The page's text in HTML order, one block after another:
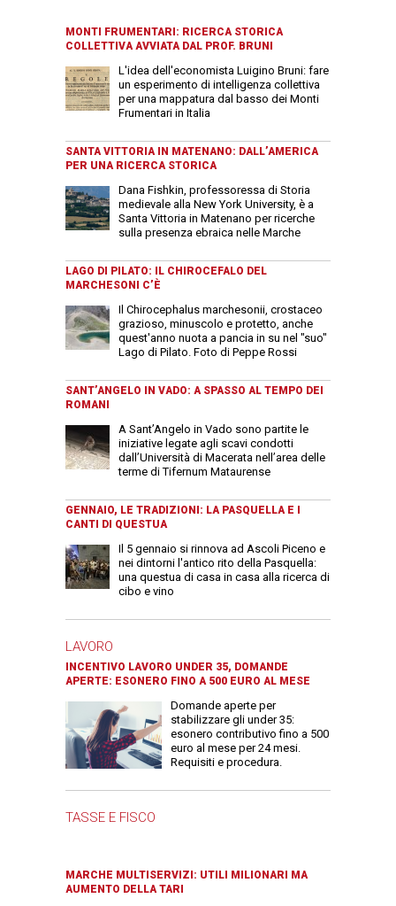
MONTI FRUMENTARI: RICERCA STORICA
COLLETTIVA AVVIATA DAL PROF. BRUNI
L'idea dell'economista Luigino Bruni: fare
un esperimento di intelligenza collettiva
per una mappatura dal basso dei Monti
Frumentari in Italia
SANTA VITTORIA IN MATENANO: DALL’AMERICA
PER UNA RICERCA STORICA
Dana Fishkin, professoressa di Storia
medievale alla New York University, è a
Santa Vittoria in Matenano per ricerche
sulla presenza ebraica nelle Marche
LAGO DI PILATO: IL CHIROCEFALO DEL
MARCHESONI C’È
Il Chirocephalus marchesonii, crostaceo
grazioso, minuscolo e protetto, anche
quest'anno nuota a pancia in su nel "suo"
Lago di Pilato. Foto di Peppe Rossi
SANT’ANGELO IN VADO: A SPASSO AL TEMPO DEI
ROMANI
A Sant’Angelo in Vado sono partite le
iniziative legate agli scavi condotti
dall’Università di Macerata nell’area delle
terme di Tifernum Mataurense
GENNAIO, LE TRADIZIONI: LA PASQUELLA E I
CANTI DI QUESTUA
Il 5 gennaio si rinnova ad Ascoli Piceno e
nei dintorni l'antico rito della Pasquella:
una questua di casa in casa alla ricerca di
cibo e vino
LAVORO
INCENTIVO LAVORO UNDER 35, DOMANDE
APERTE: ESONERO FINO A 500 EURO AL MESE
Domande aperte per
stabilizzare gli under 35:
esonero contributivo fino a 500
euro al mese per 24 mesi.
Requisiti e procedura.
TASSE E FISCO
MARCHE MULTISERVIZI: UTILI MILIONARI MA
AUMENTO DELLA TARI